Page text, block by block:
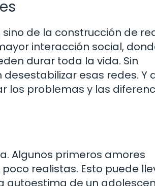
de la construcción de
interacción social,
durar toda la vida. Sin
esas redes. Y
los problemas y las
Algunos primeros amores
realistas. Esto puede
autoestima de un